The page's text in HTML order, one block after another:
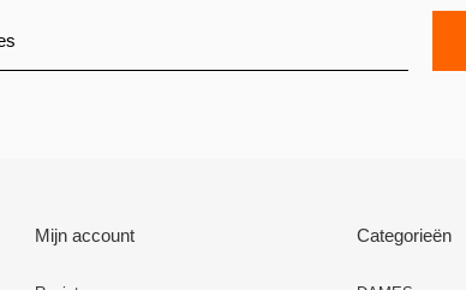
Mijn account Categorieën